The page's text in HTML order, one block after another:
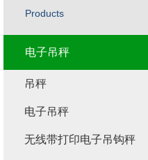
Products
电子吊秤
吊秤
电子吊秤
无线带打印电子吊钩秤